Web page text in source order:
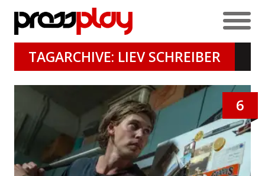
TAGARCHIVE: LIEV SCHREIBER
6